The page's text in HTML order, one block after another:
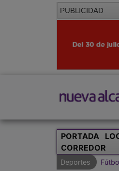
PUBLICIDAD
PORTADA
CORREDOR
Deportes